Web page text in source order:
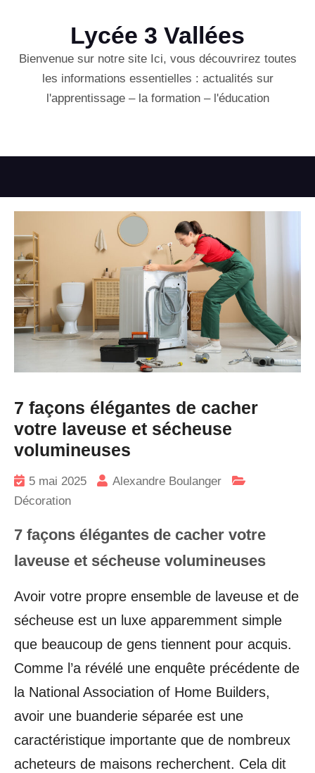
Lycée 3 Vallées
Bienvenue sur notre site Ici, vous découvrirez toutes
les informations essentielles : actualités sur
l'apprentissage – la formation – l'éducation
7 façons élégantes de cacher
votre laveuse et sécheuse
volumineuses
5 mai 2025
Alexandre Boulanger
Décoration
7 façons élégantes de cacher votre
laveuse et sécheuse volumineuses
Avoir votre propre ensemble de laveuse et de
sécheuse est un luxe apparemment simple
que beaucoup de gens tiennent pour acquis.
Comme l’a révélé une enquête précédente de
la National Association of Home Builders,
avoir une buanderie séparée est une
caractéristique importante que de nombreux
acheteurs de maisons recherchent. Cela dit